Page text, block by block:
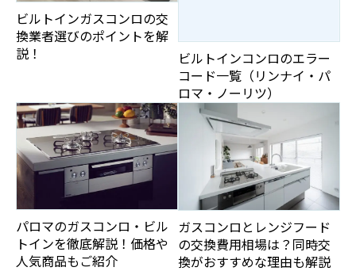
ビルトインガスコンロの交
換業者選びのポイントを解
説！
ビルトインコンロのエラー
コード一覧（リンナイ・パ
ロマ・ノーリツ）
パロマのガスコンロ・ビル
トインを徹底解説！価格や
人気商品もご紹介
ガスコンロとレンジフード
の交換費用相場は？同時交
換がおすすめな理由も解説